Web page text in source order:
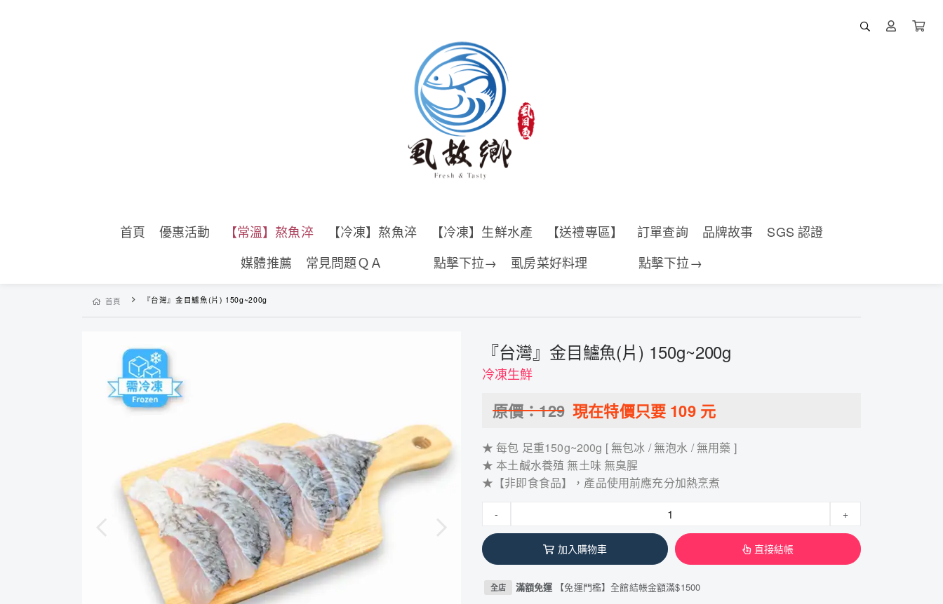
首頁 優惠活動 【常溫】熬魚淬 【冷凍】熬魚淬 【冷凍】生鮮水產 【送禮專區】 訂單查詢 品牌故事
SGS 認證
媒體推薦
常見問題ＱＡ 點擊下拉→ 虱房菜好料理 點擊下拉→
首頁 『台灣』金目鱸魚(片) 150g~200g
『台灣』金目鱸魚(片) 150g~200g
冷凍生鮮
原價：129 現在特價只要 109元
★ 每包 足重150g~200g [ 無包冰 / 無泡水 / 無用藥 ]
★ 本土鹹水養殖 無土味 無臭腥
★【非即食食品】，產品使用前應充分加熱烹煮
- +
加入購物車 直接結帳
全店 滿額免運 【免運門檻】全館結帳金額滿$1500